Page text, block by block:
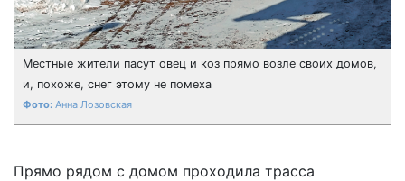
Местные жители пасут овец и коз прямо возле своих домов,
и, похоже, снег этому не помеха
Анна Лозовская
Прямо рядом с домом проходила трасса